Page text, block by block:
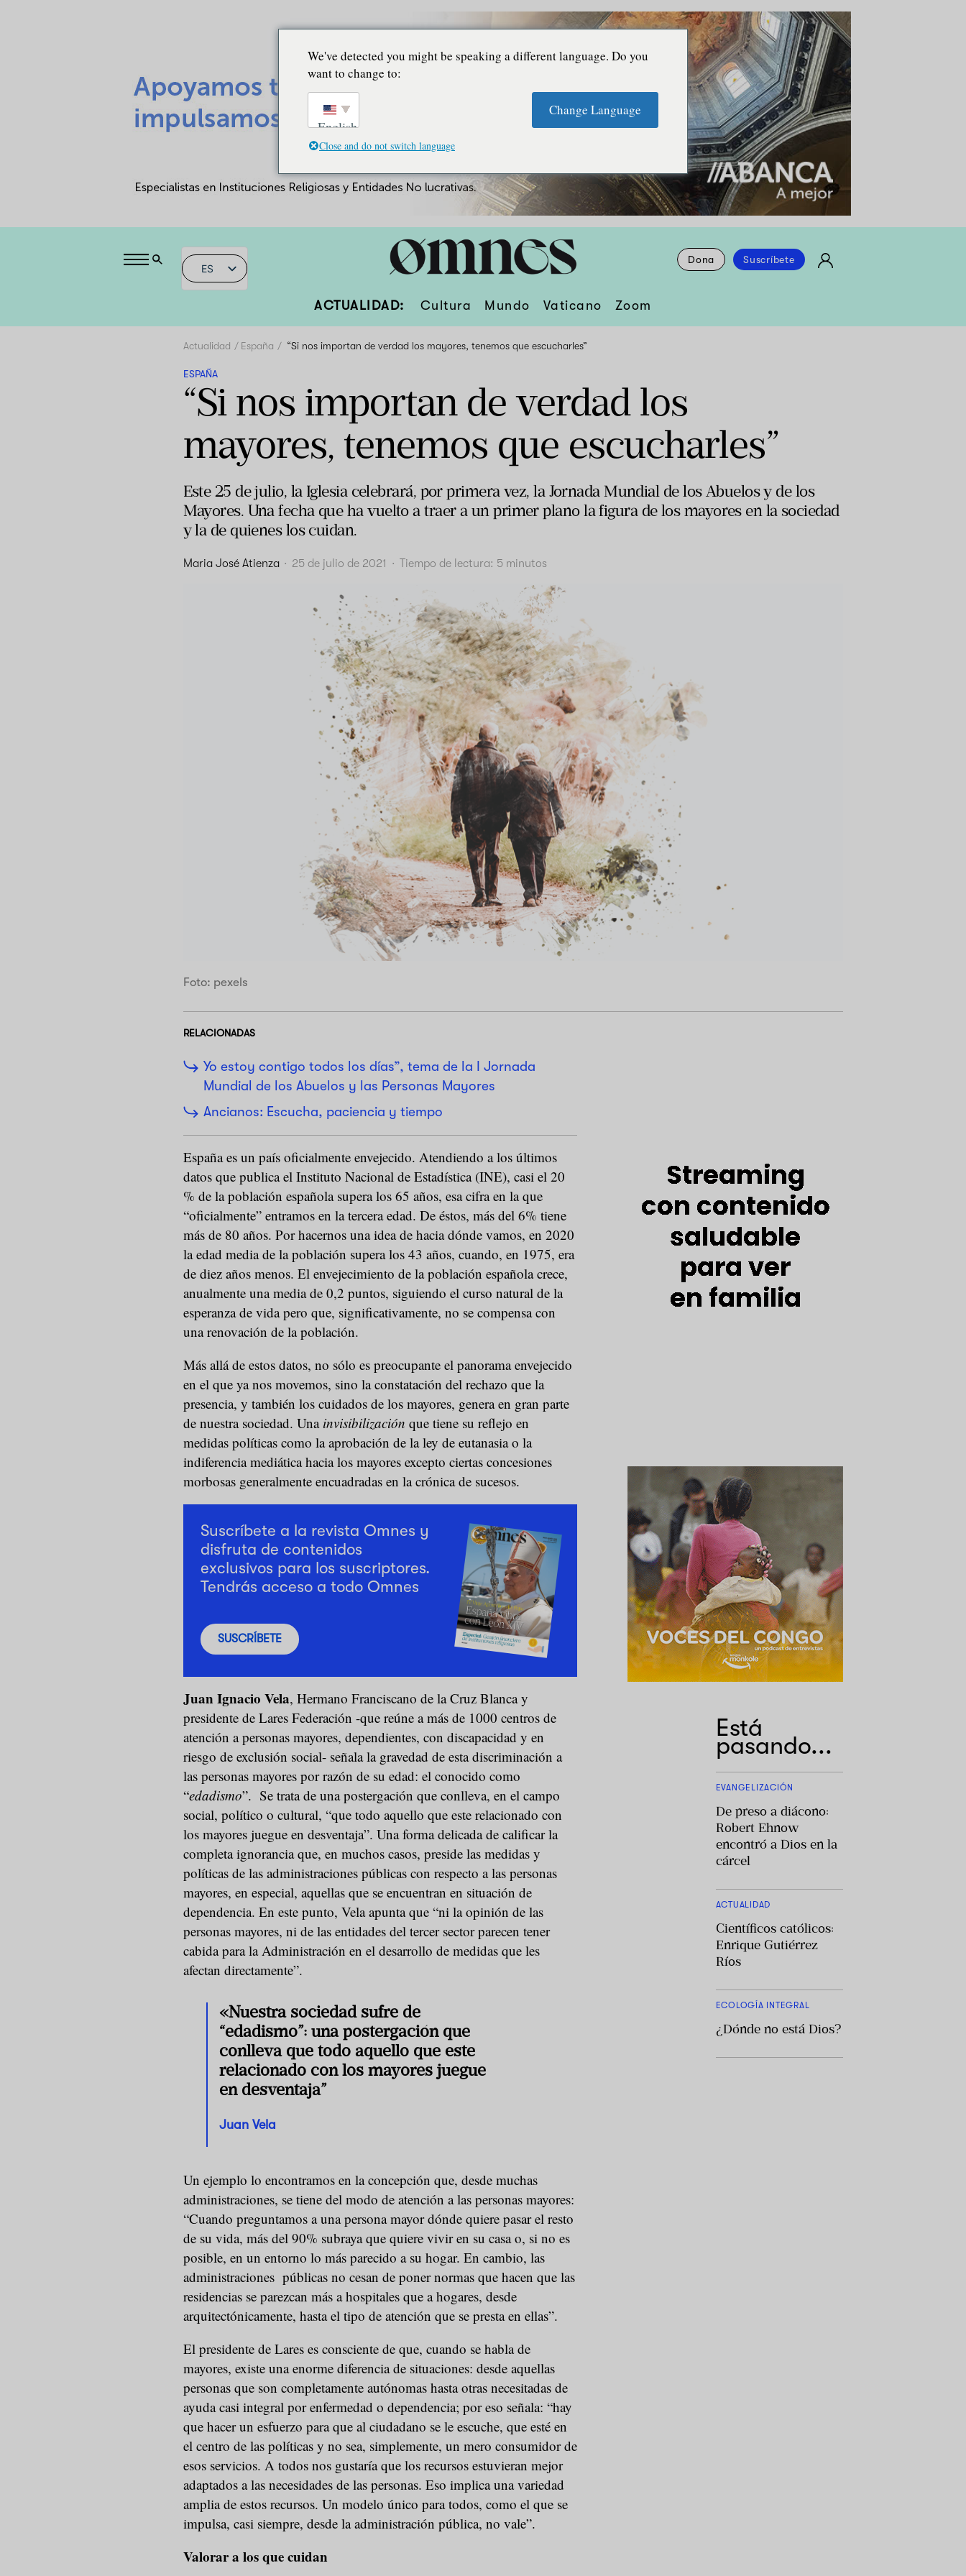
ES
Dona Suscríbete
ACTUALIDAD: Cultura Mundo Vaticano Zoom
Actualidad España “Si nos importan de verdad los mayores, tenemos que escucharles”
ESPAÑA
“Si nos importan de verdad los
mayores, tenemos que escucharles”
Este 25 de julio, la Iglesia celebrará, por primera vez, la Jornada Mundial de los Abuelos y de los
Mayores. Una fecha que ha vuelto a traer a un primer plano la figura de los mayores en la sociedad
y la de quienes los cuidan.
Maria José Atienza · 25 de julio de 2021 · Tiempo de lectura: 5 minutos
Foto: pexels
RELACIONADAS
Yo estoy contigo todos los días”, tema de la I Jornada
Mundial de los Abuelos y las Personas Mayores
Ancianos: Escucha, paciencia y tiempo
España es un país oficialmente envejecido. Atendiendo a los últimos
datos que publica el Instituto Nacional de Estadística (INE), casi el 20
% de la población española supera los 65 años, esa cifra en la que
“oficialmente” entramos en la tercera edad. De éstos, más del 6% tiene
más de 80 años. Por hacernos una idea de hacia dónde vamos, en 2020
la edad media de la población supera los 43 años, cuando, en 1975, era
de diez años menos. El envejecimiento de la población española crece,
anualmente una media de 0,2 puntos, siguiendo el curso natural de la
esperanza de vida pero que, significativamente, no se compensa con
una renovación de la población.
Más allá de estos datos, no sólo es preocupante el panorama envejecido
en el que ya nos movemos, sino la constatación del rechazo que la
presencia, y también los cuidados de los mayores, genera en gran parte
de nuestra sociedad. Una invisibilización que tiene su reflejo en
medidas políticas como la aprobación de la ley de eutanasia o la
indiferencia mediática hacia los mayores excepto ciertas concesiones
morbosas generalmente encuadradas en la crónica de sucesos.
Suscríbete a la revista Omnes y
disfruta de contenidos
exclusivos para los suscriptores.
Tendrás acceso a todo Omnes
SUSCRÍBETE
Juan Ignacio Vela, Hermano Franciscano de la Cruz Blanca y
presidente de Lares Federación -que reúne a más de 1000 centros de
atención a personas mayores, dependientes, con discapacidad y en
riesgo de exclusión social- señala la gravedad de esta discriminación a
las personas mayores por razón de su edad: el conocido como
“edadismo”. Se trata de una postergación que conlleva, en el campo
social, político o cultural, “que todo aquello que este relacionado con
los mayores juegue en desventaja”. Una forma delicada de calificar la
completa ignorancia que, en muchos casos, preside las medidas y
políticas de las administraciones públicas con respecto a las personas
mayores, en especial, aquellas que se encuentran en situación de
dependencia. En este punto, Vela apunta que “ni la opinión de las
personas mayores, ni de las entidades del tercer sector parecen tener
cabida para la Administración en el desarrollo de medidas que les
afectan directamente”.
«Nuestra sociedad sufre de
“edadismo”: una postergación que
conlleva que todo aquello que este
relacionado con los mayores juegue
en desventaja”
Juan Vela
Un ejemplo lo encontramos en la concepción que, desde muchas
administraciones, se tiene del modo de atención a las personas mayores:
“Cuando preguntamos a una persona mayor dónde quiere pasar el resto
de su vida, más del 90% subraya que quiere vivir en su casa o, si no es
posible, en un entorno lo más parecido a su hogar. En cambio, las
administraciones públicas no cesan de poner normas que hacen que las
residencias se parezcan más a hospitales que a hogares, desde
arquitectónicamente, hasta el tipo de atención que se presta en ellas”.
El presidente de Lares es consciente de que, cuando se habla de
mayores, existe una enorme diferencia de situaciones: desde aquellas
personas que son completamente autónomas hasta otras necesitadas de
ayuda casi integral por enfermedad o dependencia; por eso señala: “hay
que hacer un esfuerzo para que al ciudadano se le escuche, que esté en
el centro de las políticas y no sea, simplemente, un mero consumidor de
esos servicios. A todos nos gustaría que los recursos estuvieran mejor
adaptados a las necesidades de las personas. Eso implica una variedad
amplia de estos recursos. Un modelo único para todos, como el que se
impulsa, casi siempre, desde la administración pública, no vale”.
Valorar a los que cuidan
Está
pasando...
EVANGELIZACIÓN
De preso a diácono:
Robert Ehnow
encontró a Dios en la
cárcel
ACTUALIDAD
Científicos católicos:
Enrique Gutiérrez
Ríos
ECOLOGÍA INTEGRAL
¿Dónde no está Dios?
We've detected you might be speaking a different language. Do you
want to change to:
English
Change Language
Close and do not switch language